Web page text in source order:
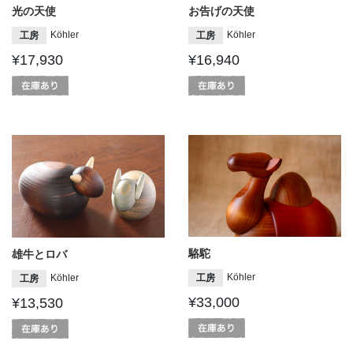
光の天使
工房 Köhler
¥17,930
お告げの天使
工房 Köhler
¥16,940
雄牛とロバ
工房 Köhler
¥13,530
駱駝
工房 Köhler
¥33,000